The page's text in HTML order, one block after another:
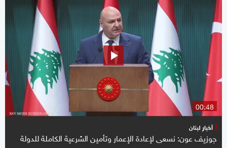
00:48
أخبار لبنان
جوزيف عون: نسعى لإعادة الإعمار وتأمين الشرعية الكاملة للدولة